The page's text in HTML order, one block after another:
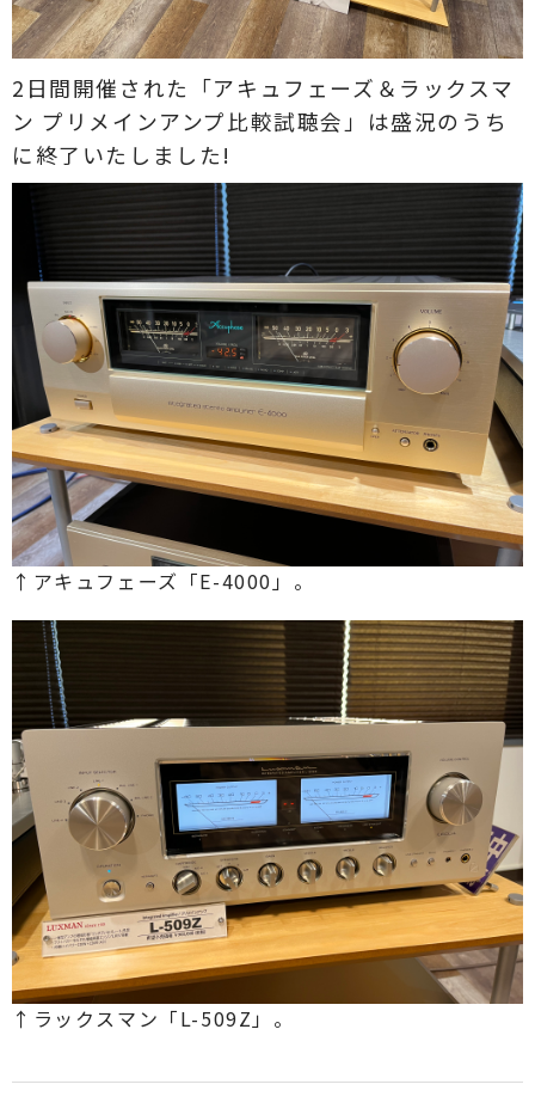
2日間開催された「アキュフェーズ＆ラックスマ
ン プリメインアンプ比較試聴会」は盛況のうち
に終了いたしました!
↑アキュフェーズ「E-4000」。
↑ラックスマン「L-509Z」 。